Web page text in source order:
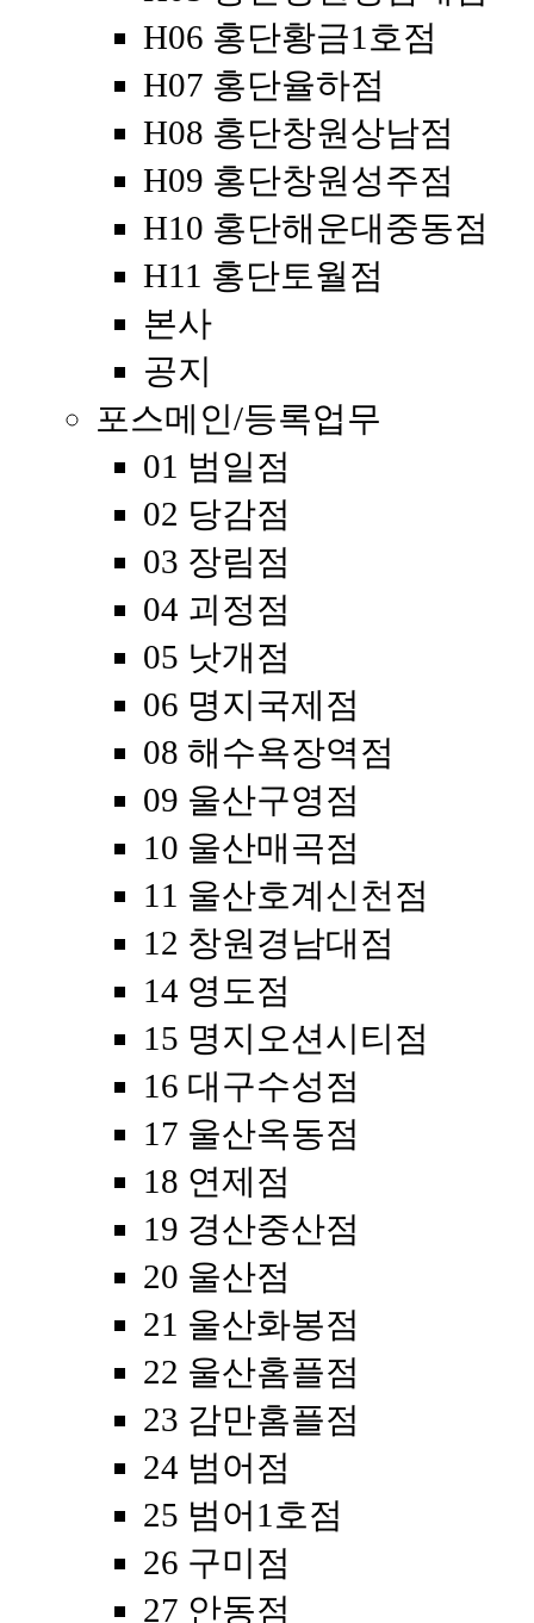
H06 홍단황금1호점
H07 홍단율하점
H08 홍단창원상남점
H09 홍단창원성주점
H10 홍단해운대중동점
H11 홍단토월점
본사
공지
포스메인/등록업무
01 범일점
02 당감점
03 장림점
04 괴정점
05 낫개점
06 명지국제점
08 해수욕장역점
09 울산구영점
10 울산매곡점
11 울산호계신천점
12 창원경남대점
14 영도점
15 명지오션시티점
16 대구수성점
17 울산옥동점
18 연제점
19 경산중산점
20 울산점
21 울산화봉점
22 울산홈플점
23 감만홈플점
24 범어점
25 범어1호점
26 구미점
27 안동점